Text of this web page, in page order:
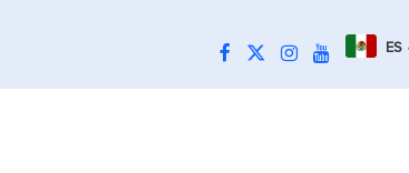
ES